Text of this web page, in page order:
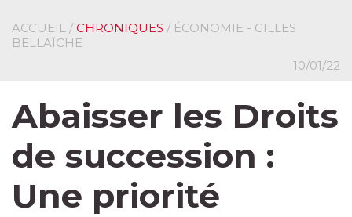
ACCUEIL / CHRONIQUES / ÉCONOMIE - GILLES
BELLAÏCHE
10/01/22
Abaisser les Droits
de succession :
Une priorité